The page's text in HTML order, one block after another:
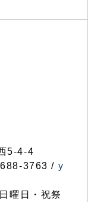
5-4-4
3763 / y
曜日・祝祭